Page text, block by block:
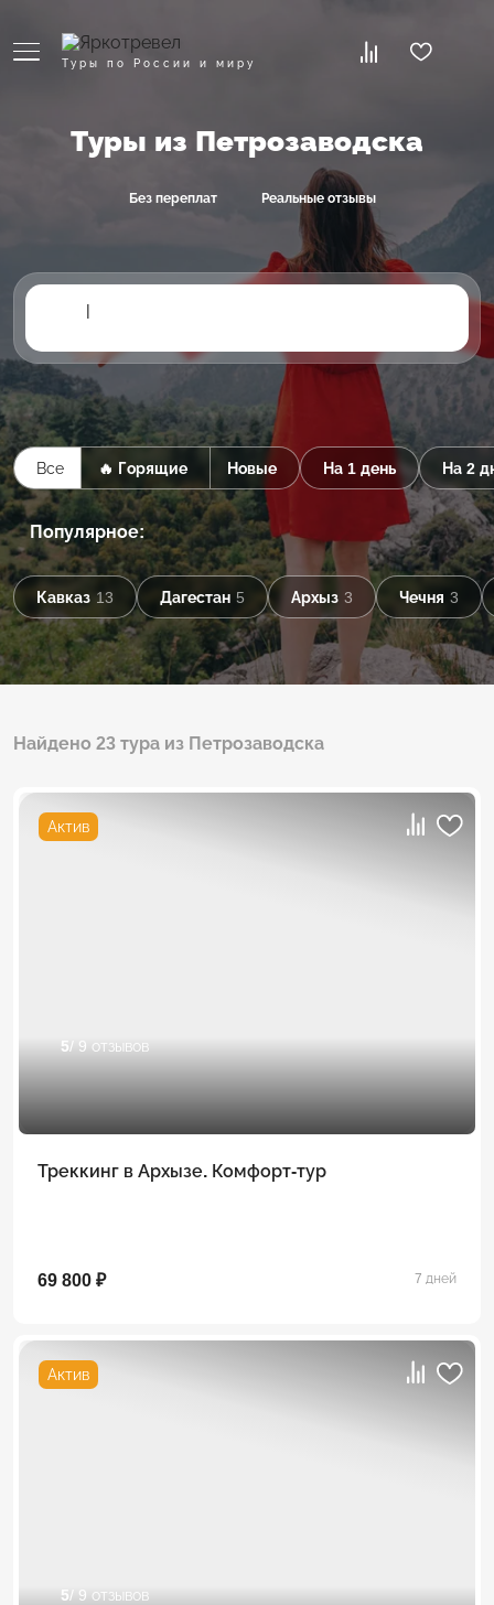
Туры по России и миру
Туры из Петрозаводска
Без переплат Реальные отзывы
|
Все 🔥 Горящие Новые На 1 день На 2
Популярное:
Кавказ 13 Дагестан 5 Архыз 3 Чечня 3
Найдено 23 тура из Петрозаводска
Актив
5/ 9 отзывов
Треккинг в Архызе. Комфорт-тур
69 800 ₽ 7 дней
Актив
5/ 9 отзывов